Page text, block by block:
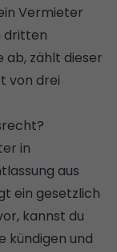
Vermieter
dritten
ab, zählt dieser
von drei
in
aus
ein gesetzlich
kannst du
kündigen und